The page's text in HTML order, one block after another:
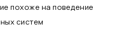
похоже на поведение
систем